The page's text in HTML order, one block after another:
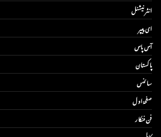
انٹر نیشنل
ای پیپر
آس پاس
پاکستان
سائنس
صفحۂ اول
فن فنکار